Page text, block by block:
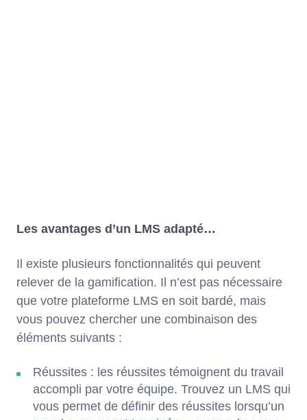
Les avantages d’un LMS adapté…
Il existe plusieurs fonctionnalités qui peuvent
relever de la gamification. Il n’est pas nécessaire
que votre plateforme LMS en soit bardé, mais
vous pouvez chercher une combinaison des
éléments suivants :
Réussites : les réussites témoignent du travail
accompli par votre équipe. Trouvez un LMS qui
vous permet de définir des réussites lorsqu’un